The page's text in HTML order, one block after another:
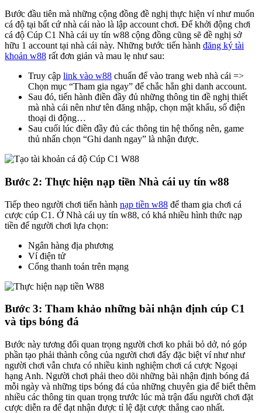
Bước đầu tiên mà những cộng đồng đề nghị thực hiện ví như muốn
cá độ tại bất cứ nhà cái nào là lập account chơi. Để khởi động chơi
cá độ Cúp C1 Nhà cái uy tín w88 cộng đồng cũng sẽ đề nghị sở
hữu 1 account tại nhà cái này. Những bước tiến hành đăng ký tài
khoản w88 rất đơn giản và mau lẹ như sau:
Truy cập link vào w88 chuẩn để vào trang web nhà cái =>
Chọn mục “Tham gia ngay” để chắc hẳn ghi danh account.
Sau đó, tiến hành điền đầy đủ những thông tin đề nghị thiết
mà nhà cái nên như tên đăng nhập, chọn mật khẩu, số điện
thoại di động…
Sau cuối lúc điền đầy đủ các thông tin hệ thống nên, game
thủ nhấn chọn “Ghi danh ngay” là nhận được.
Bước 2: Thực hiện nạp tiền Nhà cái uy tín w88
Tiếp theo người chơi tiến hành nạp tiền w88 để tham gia chơi cá
cược cúp C1. Ở Nhà cái uy tín w88, có khá nhiều hình thức nạp
tiền để người chơi lựa chọn:
Ngân hàng địa phương
Ví điện tử
Cổng thanh toán trên mạng
Bước 3: Tham khảo những bài nhận định cúp C1
và tips bóng đá
Bước này tương đối quan trọng người chơi ko phải bỏ dở, nó góp
phần tạo phải thành công của người chơi đấy đặc biệt ví như như
người chơi vẫn chưa có nhiều kinh nghiệm chơi cá cược Ngoại
hạng Anh. Người chơi phải theo dõi những bài nhận định bóng đá
mỗi ngày và những tips bóng đá của những chuyên gia để biết thêm
nhiều các thông tin quan trọng trước lúc mà trận đấu người chơi đặt
cược diễn ra để đạt nhận được tỉ lệ đặt cược thắng cao nhất.